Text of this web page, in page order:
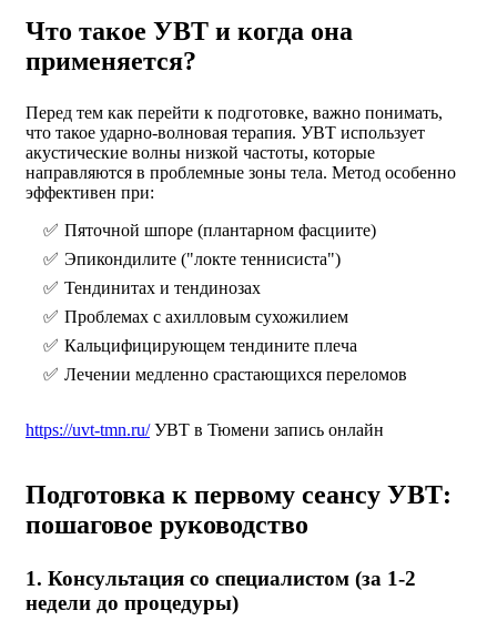
Что такое УВТ и когда она
применяется?
Перед тем как перейти к подготовке, важно понимать,
что такое ударно-волновая терапия. УВТ использует
акустические волны низкой частоты, которые
направляются в проблемные зоны тела. Метод особенно
эффективен при:
Пяточной шпоре (плантарном фасциите)
Эпикондилите ("локте теннисиста")
Тендинитах и тендинозах
Проблемах с ахилловым сухожилием
Кальцифицирующем тендините плеча
Лечении медленно срастающихся переломов
https://uvt-tmn.ru/УВТ в Тюмени запись онлайн
Подготовка к первому сеансу УВТ:
пошаговое руководство
1. Консультация со специалистом (за 1-2
недели до процедуры)